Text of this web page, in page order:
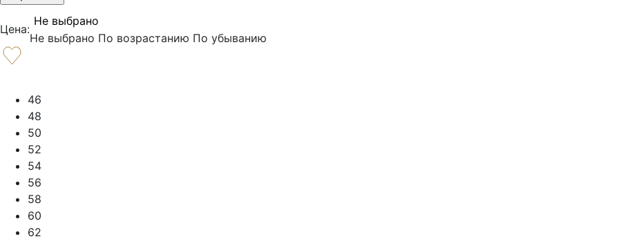
Цена:
Не выбрано
Не выбрано По возрастанию По убыванию
46
48
50
52
54
56
58
60
62